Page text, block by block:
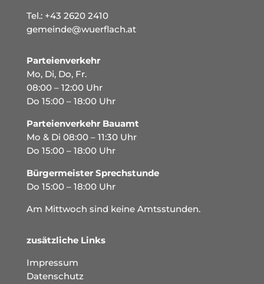
Tel.: +43 2620 2410
gemeinde@wuerflach.at
Parteienverkehr
Mo, Di, Do, Fr.
08:00 – 12:00 Uhr
Do 15:00 – 18:00 Uhr
Parteienverkehr Bauamt
Mo & Di 08:00 – 11:30 Uhr
Do 15:00 – 18:00 Uhr
Bürgermeister Sprechstunde
Do 15:00 – 18:00 Uhr
Am Mittwoch sind keine Amtsstunden.
zusätzliche Links
Impressum
Datenschutz